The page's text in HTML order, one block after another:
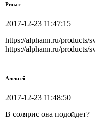
Ринат
2017-12-23 11:47:15
https://alphann.ru/products/
https://alphann.ru/products/
Алексей
2017-12-23 11:48:50
В солярис она подойдет?